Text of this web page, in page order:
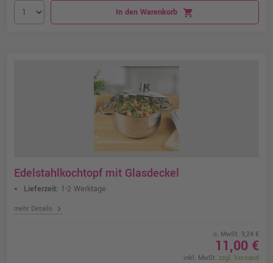
In den Warenkorb shopping_cart
Edelstahlkochtopf mit Glasdeckel
Lieferzeit: 1-2 Werktage
mehr Details chevron_right
o. MwSt. 9,24 €
11,00 €
inkl. MwSt. zzgl. Versand